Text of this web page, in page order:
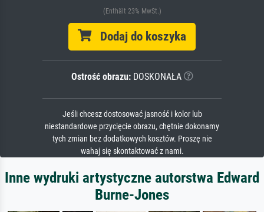
(Enthält 23% MwSt.)
Dodaj do koszyka
Ostrość obrazu:DOSKONAŁA
Jeśli chcesz dostosować jasność i kolor lub
niestandardowe przycięcie obrazu, chętnie dokonamy
tych zmian bez dodatkowych kosztów. Proszę nie
wahaj się skontaktować z nami.
Inne wydruki artystyczne autorstwa Edward
Burne-Jones